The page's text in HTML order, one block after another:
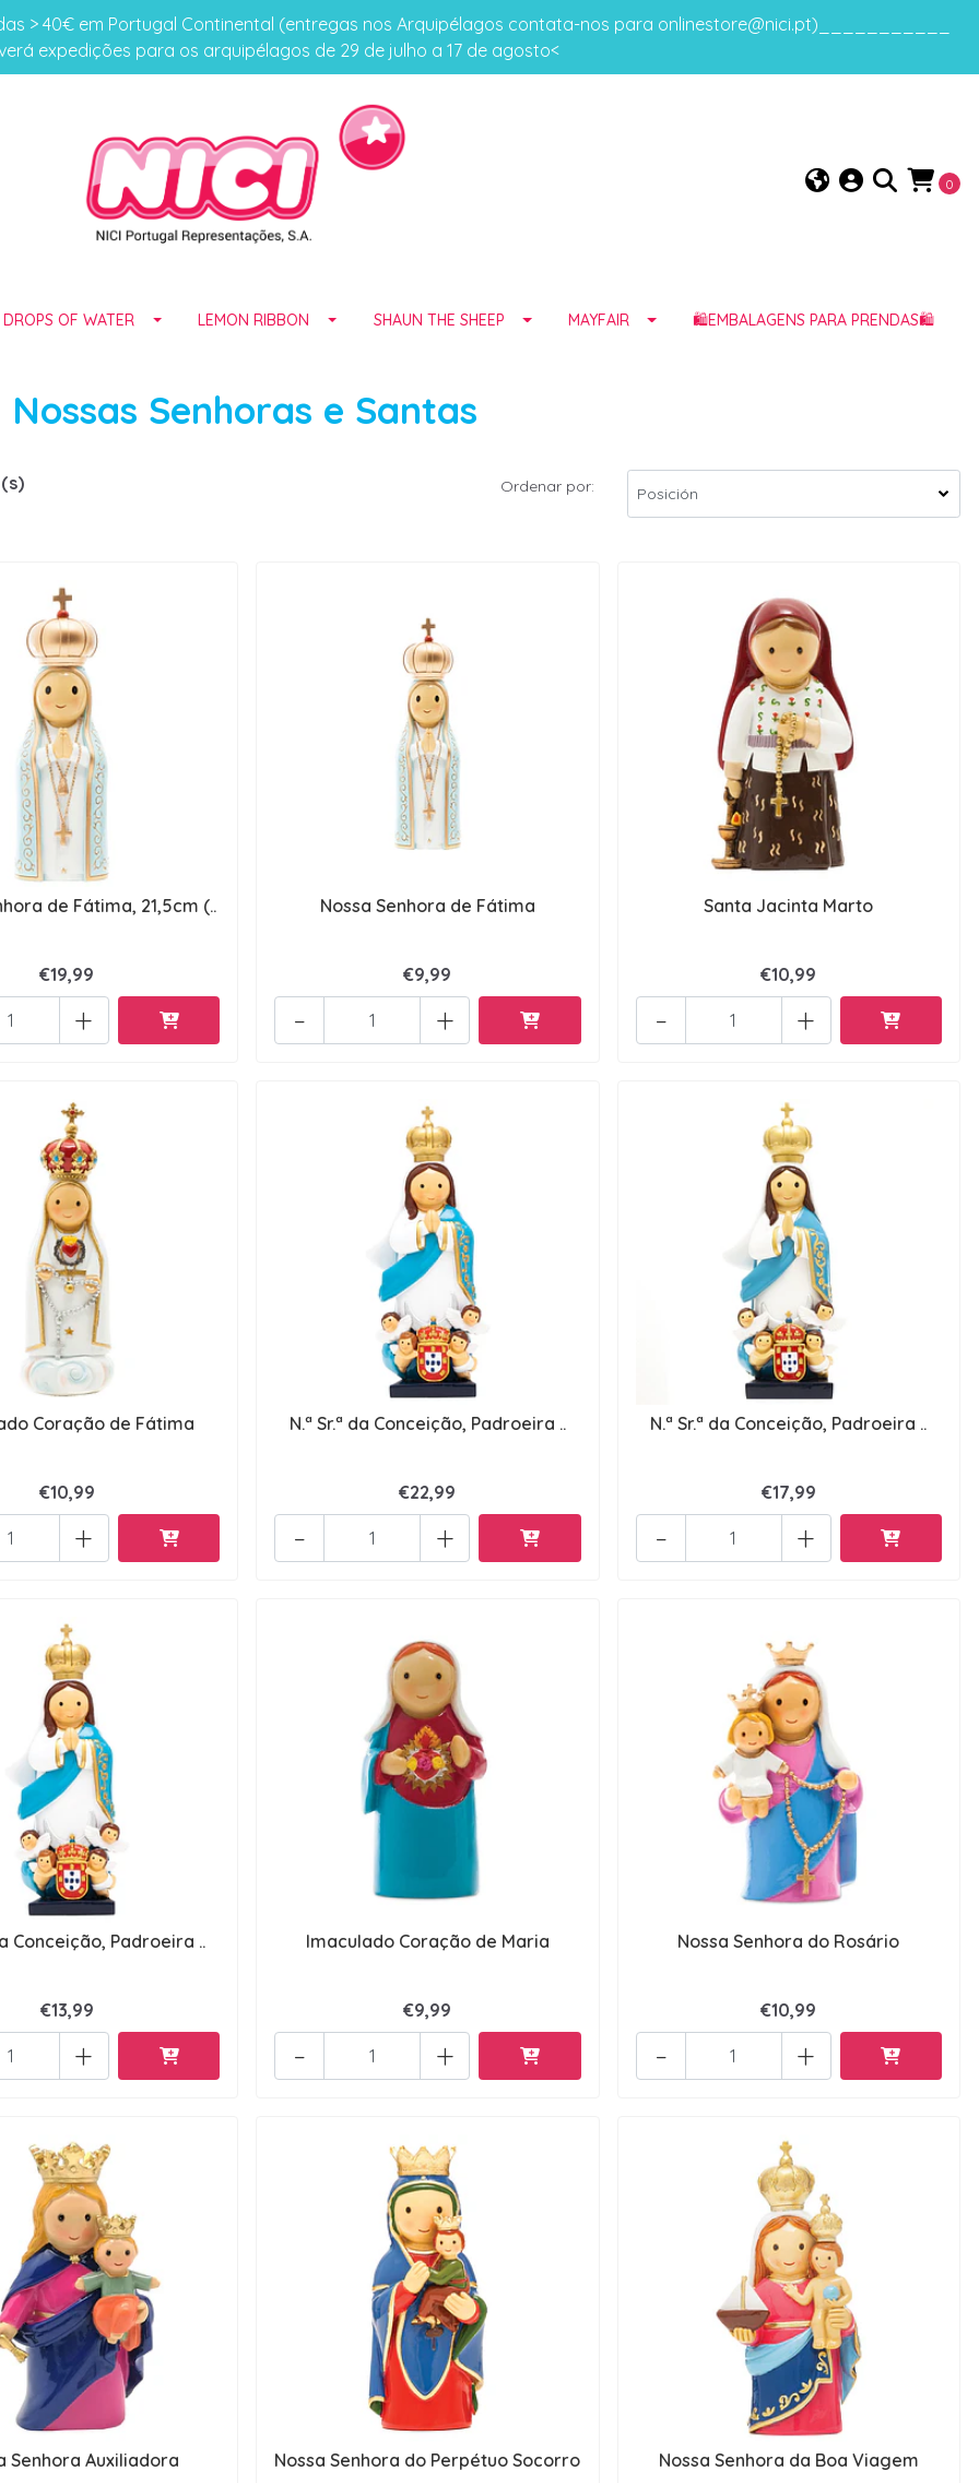
> 40€ em Portugal Continental (entregas nos Arquipélagos contata-nos para onlinestore@nici.pt)___________
expedições para os arquipélagos de 29 de julho a 17 de agosto<
0
OF WATER LEMON RIBBON SHAUN THE SHEEP MAYFAIR 🛍️EMBALAGENS PARA PRENDAS🛍️
Nossas Senhoras e Santas
Ordenar por:
de Fátima, 21,5cm (..
€19,99
+
Nossa Senhora de Fátima
€9,99
+
-
Santa Jacinta Marto
€10,99
+
-
Coração de Fátima
€10,99
+
N.ª Sr.ª da Conceição, Padroeira ..
€22,99
+
-
N.ª Sr.ª da Conceição, Padroeira ..
€17,99
+
-
Conceição, Padroeira ..
€13,99
+
Imaculado Coração de Maria
€9,99
+
-
Nossa Senhora do Rosário
€10,99
+
-
Senhora Auxiliadora Nossa Senhora do Perpétuo Socorro Nossa Senhora da Boa Viagem